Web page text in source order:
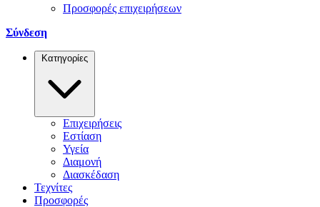
Προσφορές επιχειρήσεων
Σύνδεση
Κατηγορίες
Επιχειρήσεις
Εστίαση
Υγεία
Διαμονή
Διασκέδαση
Τεχνίτες
Προσφορές